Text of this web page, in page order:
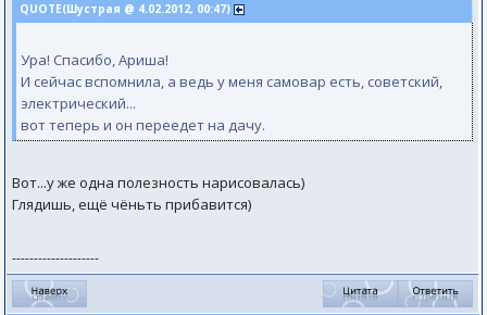
QUOTE(Шустрая @ 4.02.2012, 00:47)
Ура! Спасибо, Ариша!
И сейчас вспомнила, а ведь у меня самовар есть, советский,
электрический...
вот теперь и он переедет на дачу.
Вот...у же одна полезность нарисовалась)
Глядишь, ещё чёньть прибавится)
--------------------